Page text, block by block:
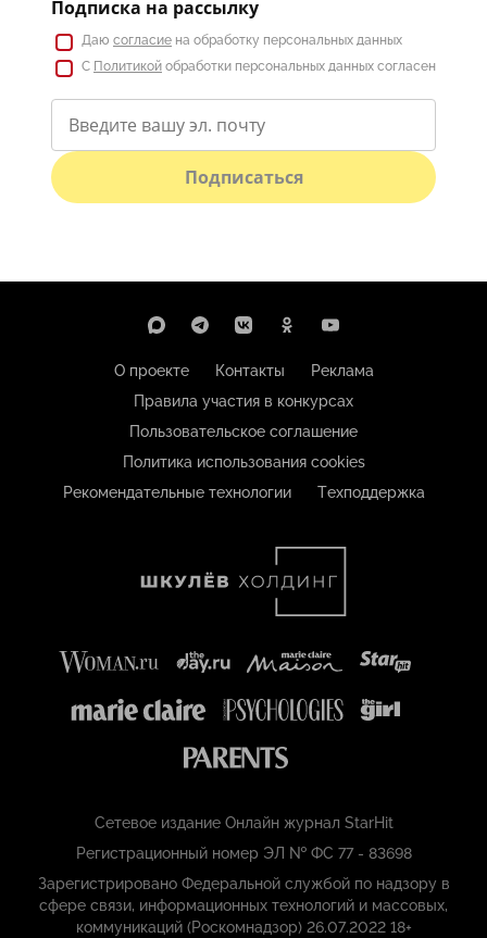
Подписка на рассылку
Даю согласие на обработку персональных данных
С Политикой обработки персональных данных согласен
Подписаться
О проекте Контакты
Реклама
Правила участия в конкурсах
Пользовательское соглашение
Политика использования cookies
Рекомендательные технологии
Техподдержка
Сетевое издание Онлайн журнал StarHit
Регистрационный номер ЭЛ № ФС 77 - 83698
Зарегистрировано Федеральной службой по надзору в
сфере связи, информационных технологий и массовых,
коммуникаций (Роскомнадзор) 26.07.2022 18+